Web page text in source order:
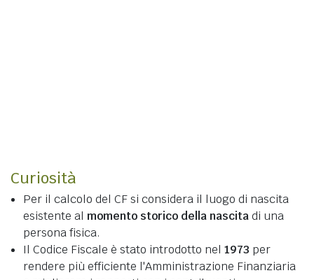
Curiosità
Per il calcolo del CF si considera il luogo di nascita
esistente al momento storico della nascitadi una
persona fisica.
Il Codice Fiscale è stato introdotto nel 1973 per
rendere più efficiente l'Amministrazione Finanziaria